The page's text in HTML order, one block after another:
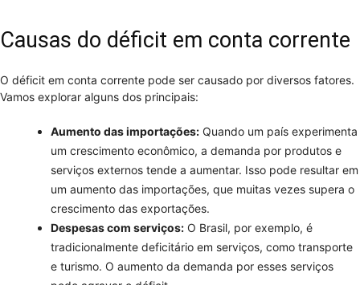
Causas do déficit em conta corrente
O déficit em conta corrente pode ser causado por diversos fatores.
Vamos explorar alguns dos principais:
Aumento das importações: Quando um país experimenta
um crescimento econômico, a demanda por produtos e
serviços externos tende a aumentar. Isso pode resultar em
um aumento das importações, que muitas vezes supera o
crescimento das exportações.
Despesas com serviços: O Brasil, por exemplo, é
tradicionalmente deficitário em serviços, como transporte
e turismo. O aumento da demanda por esses serviços